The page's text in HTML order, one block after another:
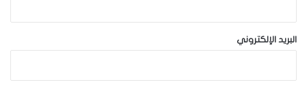
البريد الإلكتروني